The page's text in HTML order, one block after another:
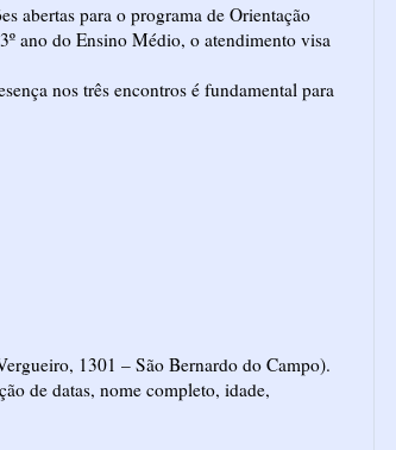
abertas para o programa de Orientação
ano do Ensino Médio, o atendimento visa
nos três encontros é fundamental para
1301 – São Bernardo do Campo).
de datas, nome completo, idade,